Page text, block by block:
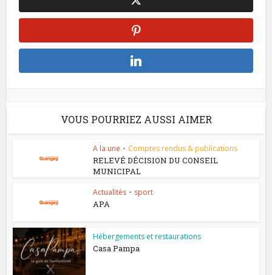
VOUS POURRIEZ AUSSI AIMER
A la une • Comptes rendus & publications
RELEVÉ DÉCISION DU CONSEIL
MUNICIPAL
Actualités • sport
APA
Hébergements et restaurations
Casa Pampa